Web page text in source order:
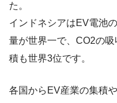
た。
インドネシアはEV電池
量が世界一で、CO2の
積も世界3位です。
各国からEV産業の集積